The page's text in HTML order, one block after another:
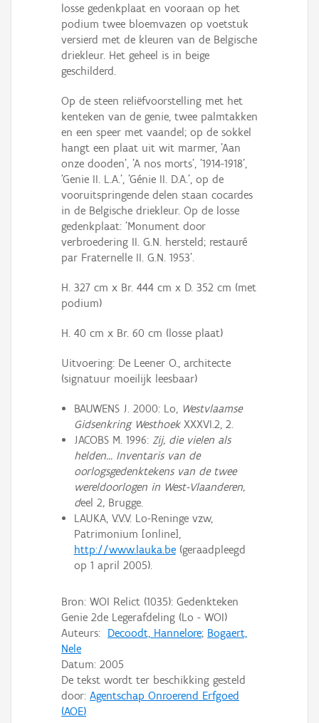
losse gedenkplaat en vooraan op het
podium twee bloemvazen op voetstuk
versierd met de kleuren van de Belgische
driekleur. Het geheel is in beige
geschilderd.
Op de steen reliëfvoorstelling met het
kenteken van de genie, twee palmtakken
en een speer met vaandel; op de sokkel
hangt een plaat uit wit marmer, 'Aan
onze dooden', 'A nos morts', '1914-1918',
'Genie II. L.A.', 'Génie II. D.A.', op de
vooruitspringende delen staan cocardes
in de Belgische driekleur. Op de losse
gedenkplaat: 'Monument door
verbroedering II. G.N. hersteld; restauré
par Fraternelle II. G.N. 1953'.
H. 327 cm x Br. 444 cm x D. 352 cm (met
podium)
H. 40 cm x Br. 60 cm (losse plaat)
Uitvoering: De Leener O., architecte
(signatuur moeilijk leesbaar)
BAUWENS J. 2000: Lo, Westvlaamse
Gidsenkring WesthoekXXXVI.2, 2.
JACOBS M. 1996: Zij, die vielen als
helden... Inventaris van de
oorlogsgedenktekens van de twee
wereldoorlogen in West-Vlaanderen,
deel 2,Brugge.
LAUKA, V.V.V. Lo-Reninge vzw,
Patrimonium [online],
http://www.lauka.be(geraadpleegd
op 1 april 2005).
Bron: WOI Relict (1035): Gedenkteken
Genie 2de Legerafdeling (Lo - WOI)
Auteurs: Decoodt, Hannelore; Bogaert,
Nele
Datum: 2005
De tekst wordt ter beschikking gesteld
door: Agentschap Onroerend Erfgoed
(AOE)